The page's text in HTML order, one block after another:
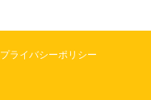
プライバシーポリシー